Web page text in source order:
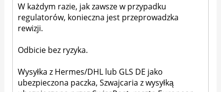
W każdym razie, jak zawsze w przypadku
regulatorów, konieczna jest przeprowadzka
rewizji.
Odbicie bez ryzyka.
Wysyłka z Hermes/DHL lub GLS DE jako
ubezpieczona paczka, Szwajcaria z wysyłką